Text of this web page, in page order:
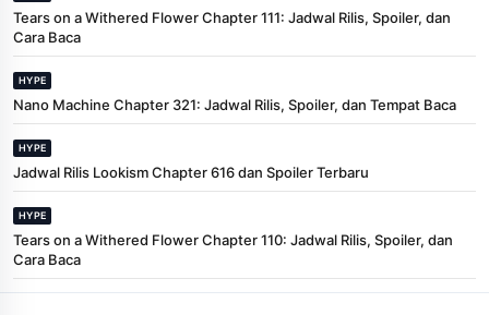
Tears on a Withered Flower Chapter 111: Jadwal Rilis, Spoiler, dan
Cara Baca
HYPE
Nano Machine Chapter 321: Jadwal Rilis, Spoiler, dan Tempat Baca
HYPE
Jadwal Rilis Lookism Chapter 616 dan Spoiler Terbaru
HYPE
Tears on a Withered Flower Chapter 110: Jadwal Rilis, Spoiler, dan
Cara Baca